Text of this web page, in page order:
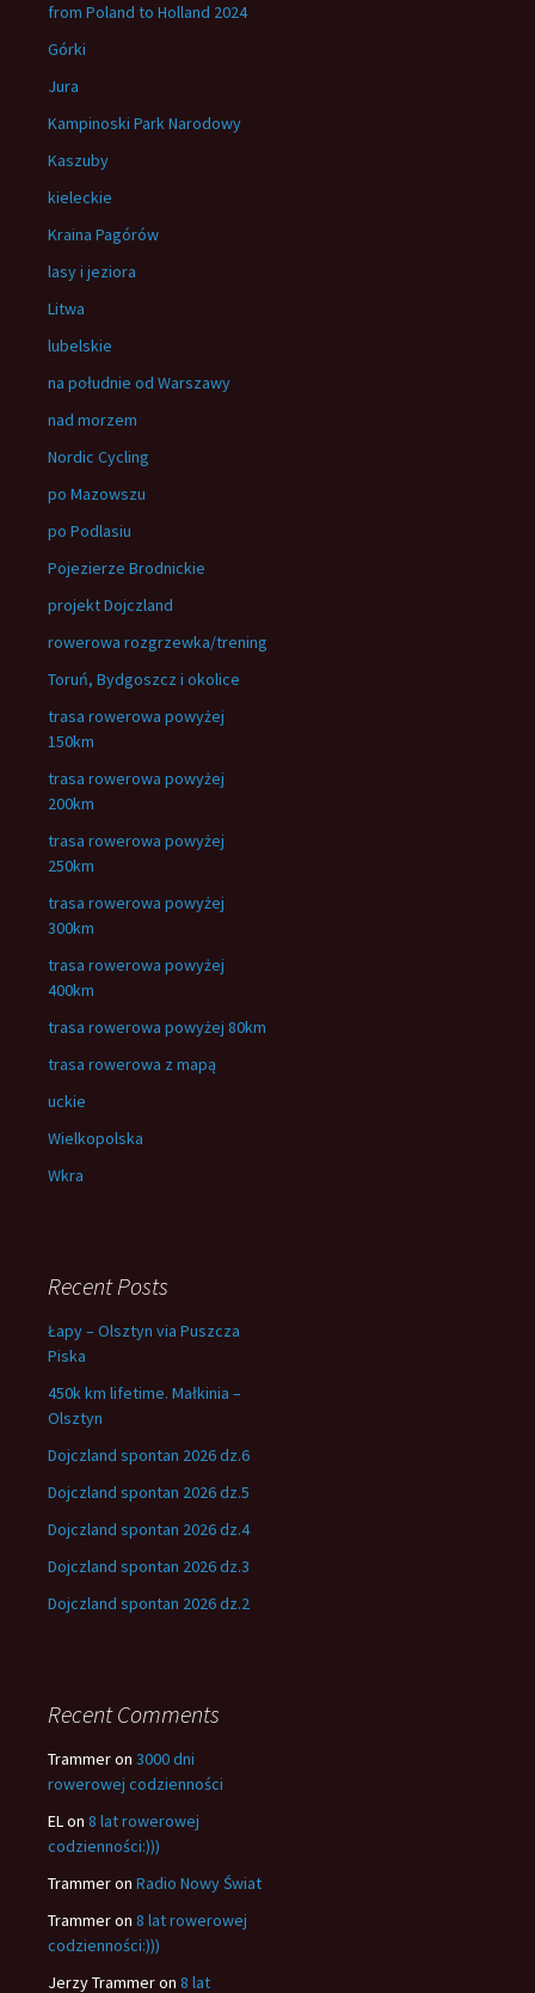
from Poland to Holland 2024
Górki
Jura
Kampinoski Park Narodowy
Kaszuby
kieleckie
Kraina Pagórów
lasy i jeziora
Litwa
lubelskie
na południe od Warszawy
nad morzem
Nordic Cycling
po Mazowszu
po Podlasiu
Pojezierze Brodnickie
projekt Dojczland
rowerowa rozgrzewka/trening
Toruń, Bydgoszcz i okolice
trasa rowerowa powyżej
150km
trasa rowerowa powyżej
200km
trasa rowerowa powyżej
250km
trasa rowerowa powyżej
300km
trasa rowerowa powyżej
400km
trasa rowerowa powyżej 80km
trasa rowerowa z mapą
uckie
Wielkopolska
Wkra
Recent Posts
Łapy – Olsztyn via Puszcza
Piska
450k km lifetime. Małkinia –
Olsztyn
Dojczland spontan 2026 dz.6
Dojczland spontan 2026 dz.5
Dojczland spontan 2026 dz.4
Dojczland spontan 2026 dz.3
Dojczland spontan 2026 dz.2
Recent Comments
Trammeron 3000 dni
rowerowej codzienności
ELon 8 lat rowerowej
codzienności:)))
Trammeron Radio Nowy Świat
Trammeron 8 lat rowerowej
codzienności:)))
Jerzy Trammeron 8 lat